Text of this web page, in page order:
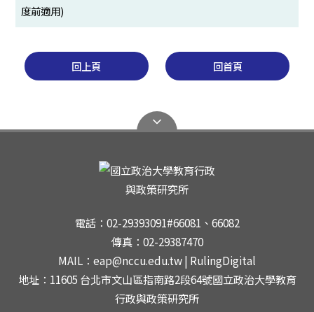
度前適用)
回上頁 回首頁
電話：02-29393091#66081、66082
傳真：02-29387470
MAIL：eap@nccu.edu.tw | RulingDigital
地址：11605 台北市文山區指南路2段64號國立政治大學教育
行政與政策研究所